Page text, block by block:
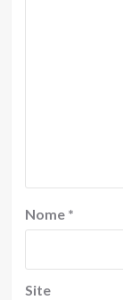
Nome *
Site